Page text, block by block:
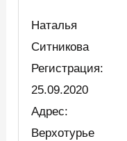
Наталья
Ситникова
Регистрация:
25.09.2020
Адрес:
Верхотурье